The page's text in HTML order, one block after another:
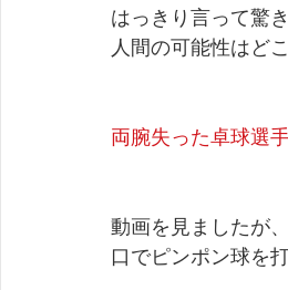
はっきり言って驚
人間の可能性はど
両腕失った卓球選
動画を見ましたが
口でピンポン球を